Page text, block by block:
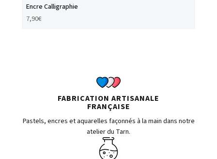
Encre Calligraphie
7,90€
FABRICATION ARTISANALE
FRANÇAISE
Pastels, encres et aquarelles façonnés à la main dans notre
atelier du Tarn.